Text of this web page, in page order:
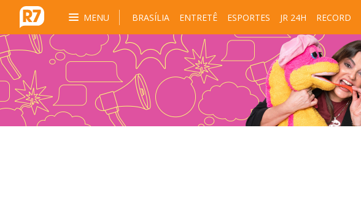
MENU BRASÍLIA ENTRETÊ ESPORTES JR 24H RECORD